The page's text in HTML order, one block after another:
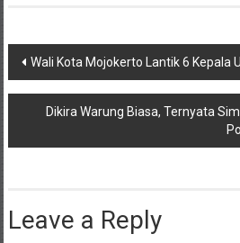
Post
navigation
Wali Kota Mojokerto Lantik 6 Kepala
Dikira Warung Biasa, Ternyata
Leave a Reply